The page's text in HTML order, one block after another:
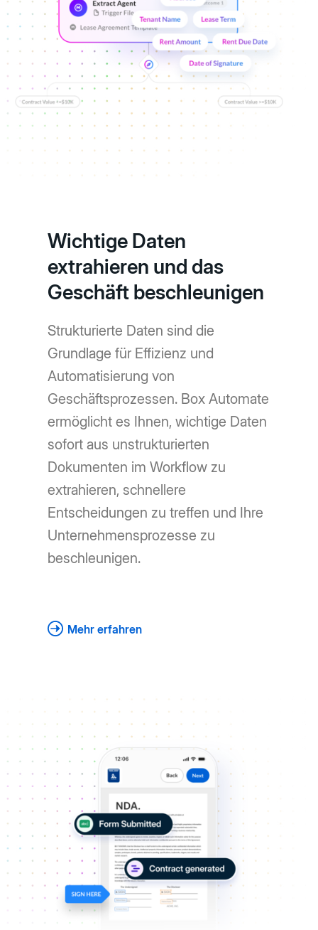
Wichtige Daten
extrahieren und das
Geschäft beschleunigen
Strukturierte Daten sind die
Grundlage für Effizienz und
Automatisierung von
Geschäftsprozessen. Box Automate
ermöglicht es Ihnen, wichtige Daten
sofort aus unstrukturierten
Dokumenten im Workflow zu
extrahieren, schnellere
Entscheidungen zu treffen und Ihre
Unternehmensprozesse zu
beschleunigen.
Mehr erfahren